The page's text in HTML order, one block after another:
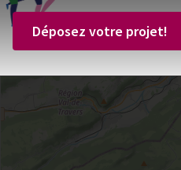
Déposez votre projet!